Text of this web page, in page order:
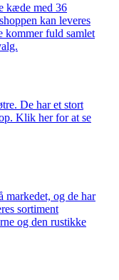
kæde med 36
kan leveres
kommer fuld samlet
De har et stort
Klik her for at se
og de har
sortiment
og den rustikke